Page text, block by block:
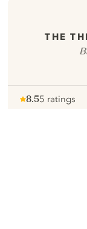
THE
8.55 ratings